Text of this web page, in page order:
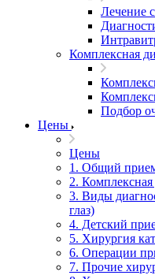
Лечение
Комплексная
Подбор
Цены
Цены
1. Общий
2. Комплексная
3. Виды
глаз)
4. Детский
5. Хирургия
6. Операции
7. Прочие